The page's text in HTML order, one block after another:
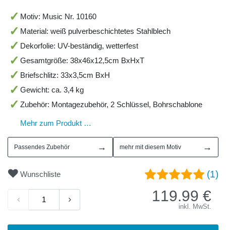
Motiv: Music Nr. 10160
Material: weiß pulverbeschichtetes Stahlblech
Dekorfolie: UV-beständig, wetterfest
Gesamtgröße: 38x46x12,5cm BxHxT
Briefschlitz: 33x3,5cm BxH
Gewicht: ca. 3,4 kg
Zubehör: Montagezubehör, 2 Schlüssel, Bohrschablone
Mehr zum Produkt …
Passendes Zubehör → mehr mit diesem Motiv →
Wunschliste (1)
119.99 €
inkl. MwSt.